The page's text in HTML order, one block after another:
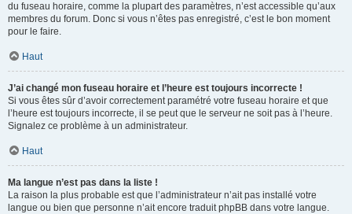
du fuseau horaire, comme la plupart des paramètres, n’est accessible qu’aux
membres du forum. Donc si vous n’êtes pas enregistré, c’est le bon moment
pour le faire.
Haut
J’ai changé mon fuseau horaire et l’heure est toujours incorrecte !
Si vous êtes sûr d’avoir correctement paramétré votre fuseau horaire et que
l’heure est toujours incorrecte, il se peut que le serveur ne soit pas à l’heure.
Signalez ce problème à un administrateur.
Haut
Ma langue n’est pas dans la liste !
La raison la plus probable est que l’administrateur n’ait pas installé votre
langue ou bien que personne n’ait encore traduit phpBB dans votre langue.